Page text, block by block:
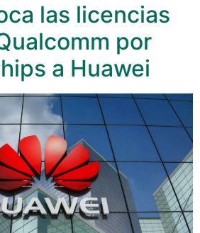
las licencias
por
a Huawei